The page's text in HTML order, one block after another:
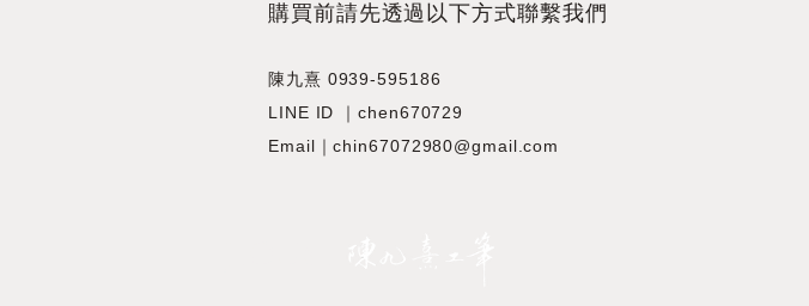
​購買前請先透過以下方式聯繫我們
陳九熹 0939-595186
LINE ID ｜chen670729
Email｜chin67072980@gmail.com